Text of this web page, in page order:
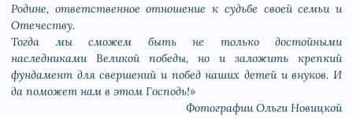
Родине, ответственное отношение к судьбе своей семьи и
Отечеству.
Тогда мы сможем быть не только достойными
наследниками Великой победы, но и заложить крепкий
фундамент для свершений и побед наших детей и внуков. И
да поможет нам в этом Господь!»
Фотографии Ольги Новицкой